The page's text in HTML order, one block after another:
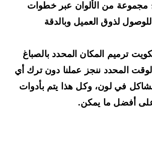
من الألوان عبر خطوات
لذوق العميل وبالدقة
ترميم المكان المحدد بالصباغ
المحدد ننجز عملنا دون ترك أي
في لون، وكل هذا يتم بأدوات
أفضل ما يمكن.